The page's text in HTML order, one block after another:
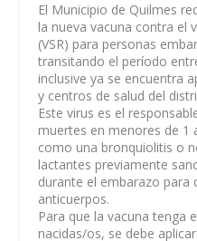
El Municipio de Quilmes
la nueva vacuna contra el
(VSR) para personas
transitando el período
inclusive ya se encuentra
y centros de salud del
Este virus es el
muertes en menores de 1
como una bronquiolitis o
lactantes previamente
durante el embarazo para
anticuerpos.
Para que la vacuna tenga
nacidas/os, se debe